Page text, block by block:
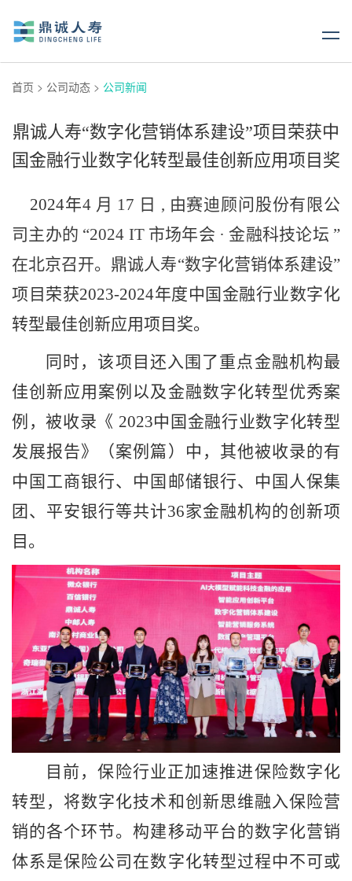
首页 > 公司动态 > 公司新闻
鼎诚人寿“数字化营销体系建设”项目荣获中
国金融行业数字化转型最佳创新应用项目奖
2024年4 月 17 日 , 由赛迪顾问股份有限公
司主办的 “2024 IT 市场年会 · 金融科技论坛 ”
在北京召开。鼎诚人寿“数字化营销体系建设”
项目 荣获2023-2024年度中国金融行业数字化
转型最佳创新应用项目奖。
同时，该项目还入围了重点金融机构最
佳创新应用案例以及金融数字化转型优秀案
例，被收录《 2023中国金融行业数字化转型
发展报告》（案例篇）中，其他被收录的有
中国工商银行、中国邮储银行、中国人保集
团、平安银行等共计36家金融机构的创新项
目。
目前，保险行业正加速推进保险数字化
转型，将数字化技术和创新思维融入保险营
销的各个环节。构建移动平台的数字化营销
体系是保险公司在数字化转型过程中不可或